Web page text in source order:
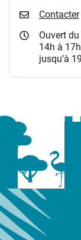
Contacter
Ouvert
14h à
jusqu’à